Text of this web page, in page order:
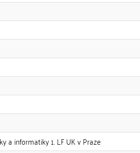
a informatiky 1. LF UK v Praze